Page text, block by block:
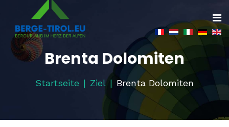
Brenta Dolomiten
Startseite Ziel Brenta Dolomiten